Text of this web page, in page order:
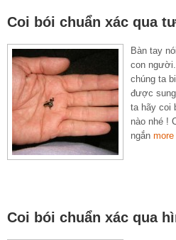
Coi bói chuẩn xác qua
Bàn tay
con
chúng ta
được
ta hãy coi
nào nhé !
ngắn more
Coi bói chuẩn xác qua